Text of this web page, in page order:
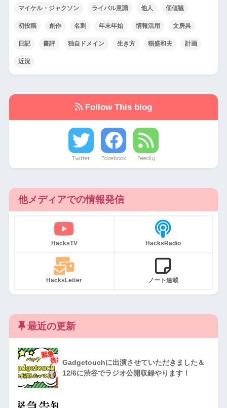
マイケル・ジャクソン ライバル意識 他人 価値観
初投稿 創作 名刺 年末年始 情報活用 文房具
日記 書評 独自ドメイン 生き方 稲盛和夫 計画
近況
Follow This blog
Twitter Facebook Feedly
他メディアでの情報発信
HacksTV HacksRadio
HacksLetter ノート連載
最近の更新
Gadgetouchに出演させていただきました＆
12/6に渋谷でラジオ公開収録やります！